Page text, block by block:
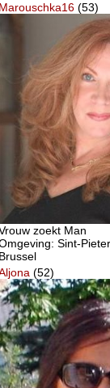
Marouschka16 (53)
zoekt Man
Sint-
Brussel
(52)